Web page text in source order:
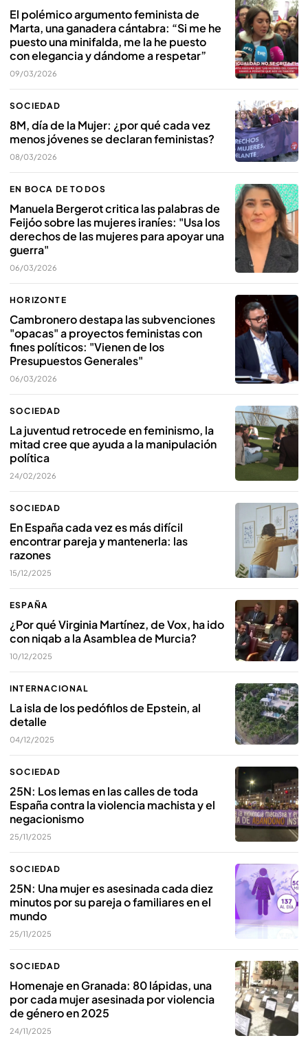
El polémico argumento feminista de
Marta, una ganadera cántabra: “Si me he
puesto una minifalda, me la he puesto
con elegancia y dándome a respetar”
09/03/2026
SOCIEDAD
8M, día de la Mujer: ¿por qué cada vez
menos jóvenes se declaran feministas?
08/03/2026
EN BOCA DE TODOS
Manuela Bergerot critica las palabras de
Feijóo sobre las mujeres iraníes: "Usa los
derechos de las mujeres para apoyar una
guerra"
06/03/2026
HORIZONTE
Cambronero destapa las subvenciones
"opacas" a proyectos feministas con
fines políticos: "Vienen de los
Presupuestos Generales"
06/03/2026
SOCIEDAD
La juventud retrocede en feminismo, la
mitad cree que ayuda a la manipulación
política
24/02/2026
SOCIEDAD
En España cada vez es más difícil
encontrar pareja y mantenerla: las
razones
15/12/2025
ESPAÑA
¿Por qué Virginia Martínez, de Vox, ha ido
con niqab a la Asamblea de Murcia?
10/12/2025
INTERNACIONAL
La isla de los pedófilos de Epstein, al
detalle
04/12/2025
SOCIEDAD
25N: Los lemas en las calles de toda
España contra la violencia machista y el
negacionismo
25/11/2025
SOCIEDAD
25N: Una mujer es asesinada cada diez
minutos por su pareja o familiares en el
mundo
25/11/2025
SOCIEDAD
Homenaje en Granada: 80 lápidas, una
por cada mujer asesinada por violencia
de género en 2025
24/11/2025